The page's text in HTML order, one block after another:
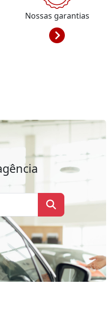
Nossas garantias